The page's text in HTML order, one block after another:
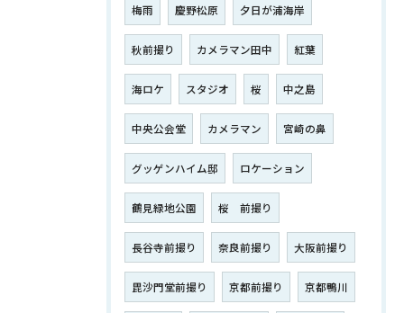
梅雨 慶野松原 夕日が浦海岸
秋前撮り カメラマン田中 紅葉
海ロケ スタジオ 桜 中之島
中央公会堂 カメラマン 宮崎の鼻
グッゲンハイム邸 ロケーション
鶴見緑地公園 桜 前撮り
長谷寺前撮り 奈良前撮り 大阪前撮り
毘沙門堂前撮り 京都前撮り 京都鴨川